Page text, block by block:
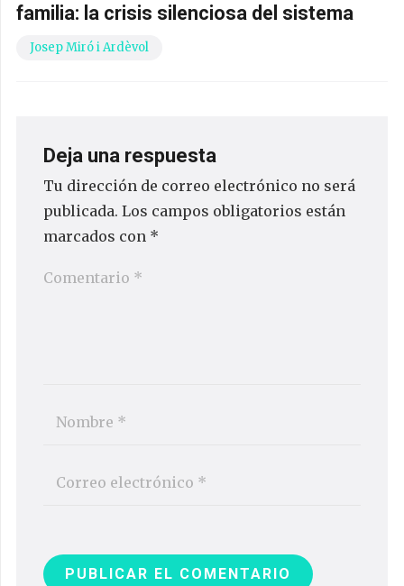
familia: la crisis silenciosa del sistema
Josep Miró i Ardèvol
Deja una respuesta
Tu dirección de correo electrónico no será
publicada. Los campos obligatorios están
marcados con *
PUBLICAR EL COMENTARIO